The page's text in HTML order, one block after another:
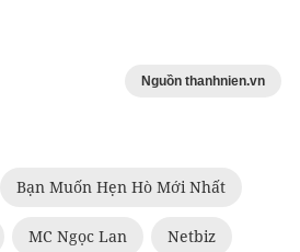
Nguồn thanhnien.vn
Bạn Muốn Hẹn Hò Mới Nhất
MC Ngọc Lan Netbiz